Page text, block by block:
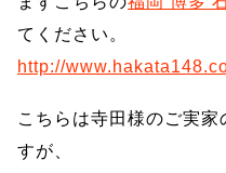
てください。
http://
こちらは寺田様のご実
すが、